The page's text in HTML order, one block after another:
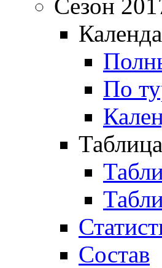
Сезон
По
Состав